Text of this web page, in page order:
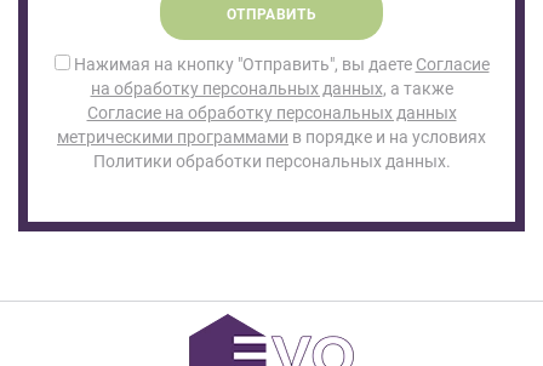
ОТПРАВИТЬ
Нажимая на кнопку "Отправить", вы даете Согласие
на обработку персональных данных, а также
Согласие на обработку персональных данных
метрическими программами в порядке и на условиях
Политики обработки персональных данных.